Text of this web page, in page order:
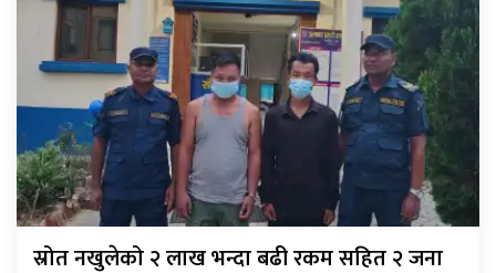
स्रोत नखुलेको २ लाख भन्दा बढी रकम सहित २ जना